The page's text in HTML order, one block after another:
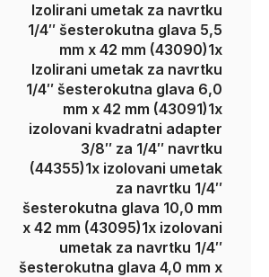
Izolirani umetak za navrtku
1/4″ šesterokutna glava 5,5
mm x 42 mm (43090)1x
Izolirani umetak za navrtku
1/4″ šesterokutna glava 6,0
mm x 42 mm (43091)1x
izolovani kvadratni adapter
3/8″ za 1/4″ navrtku
(44355)1x izolovani umetak
za navrtku 1/4″
šesterokutna glava 10,0 mm
x 42 mm (43095)1x izolovani
umetak za navrtku 1/4″
šesterokutna glava 4,0 mm x